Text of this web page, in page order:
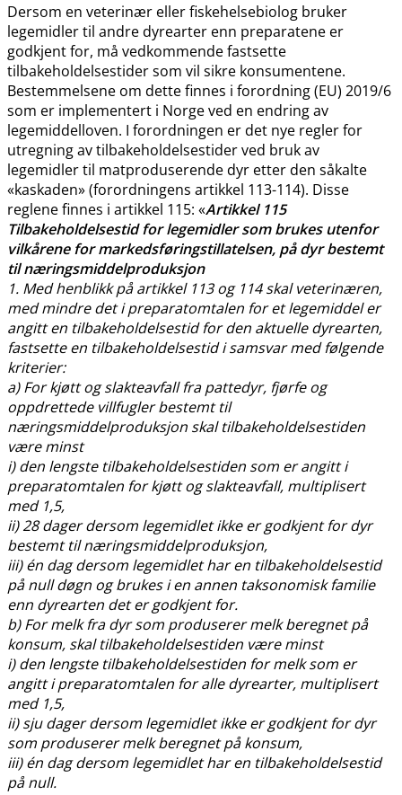
Dersom en veterinær eller fiskehelsebiolog bruker
legemidler til andre dyrearter enn preparatene er
godkjent for, må vedkommende fastsette
tilbakeholdelsestider som vil sikre konsumentene.
Bestemmelsene om dette finnes i forordning (EU) 2019/6
som er implementert i Norge ved en endring av
legemiddelloven. I forordningen er det nye regler for
utregning av tilbakeholdelsestider ved bruk av
legemidler til matproduserende dyr etter den såkalte
«kaskaden» (forordningens artikkel 113-114). Disse
reglene finnes i artikkel 115: «Artikkel 115
Tilbakeholdelsestid for legemidler som brukes utenfor
vilkårene for markedsføringstillatelsen, på dyr bestemt
til næringsmiddelproduksjon
1. Med henblikk på artikkel 113 og 114 skal veterinæren,
med mindre det i preparatomtalen for et legemiddel er
angitt en tilbakeholdelsestid for den aktuelle dyrearten,
fastsette en tilbakeholdelsestid i samsvar med følgende
kriterier:
a) For kjøtt og slakteavfall fra pattedyr, fjørfe og
oppdrettede villfugler bestemt til
næringsmiddelproduksjon skal tilbakeholdelsestiden
være minst
i) den lengste tilbakeholdelsestiden som er angitt i
preparatomtalen for kjøtt og slakteavfall, multiplisert
med 1,5,
ii) 28 dager dersom legemidlet ikke er godkjent for dyr
bestemt til næringsmiddelproduksjon,
iii) én dag dersom legemidlet har en tilbakeholdelsestid
på null døgn og brukes i en annen taksonomisk familie
enn dyrearten det er godkjent for.
b) For melk fra dyr som produserer melk beregnet på
konsum, skal tilbakeholdelsestiden være minst
i) den lengste tilbakeholdelsestiden for melk som er
angitt i preparatomtalen for alle dyrearter, multiplisert
med 1,5,
ii) sju dager dersom legemidlet ikke er godkjent for dyr
som produserer melk beregnet på konsum,
iii) én dag dersom legemidlet har en tilbakeholdelsestid
på null.